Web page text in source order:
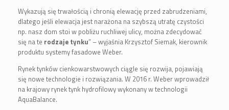
Wykazują się trwałością i chronią elewację przed zabrudzeniami,
dlatego jeśli elewacja jest narażona na szybszą utratę czystości
np. nasz dom stoi w pobliżu ruchliwej ulicy, można zdecydować
się na te rodzaje tynku” – wyjaśnia Krzysztof Siemak, kierownik
produktu systemy fasadowe Weber.
Rynek tynków cienkowarstwowych ciągle się rozwija, pojawiają
się nowe technologie i rozwiązania. W 2016 r. Weber wprowadził
na krajowy rynek tynk hydrofilowy wykonany w technologii
AquaBalance.